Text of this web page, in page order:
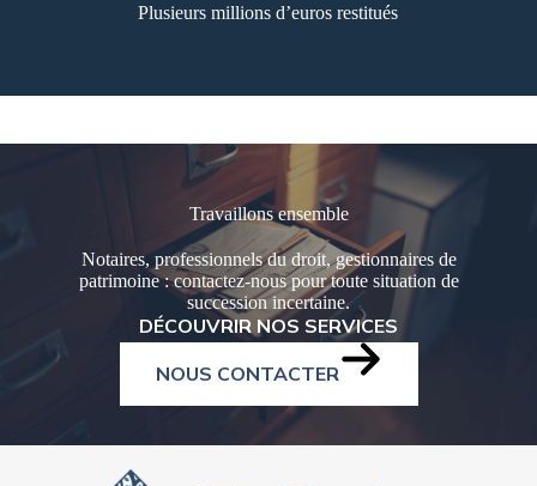
Plusieurs millions d’euros restitués
Travaillons ensemble
Notaires, professionnels du droit, gestionnaires de
patrimoine : contactez-nous pour toute situation de
succession incertaine.
DÉCOUVRIR NOS SERVICES
NOUS CONTACTER